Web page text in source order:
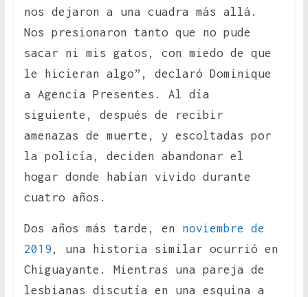
nos dejaron a una cuadra más allá.
Nos presionaron tanto que no pude
sacar ni mis gatos, con miedo de que
le hicieran algo”, declaró Dominique
a Agencia Presentes. Al día
siguiente, después de recibir
amenazas de muerte, y escoltadas por
la policía, deciden abandonar el
hogar donde habían vivido durante
cuatro años.
Dos años más tarde, en noviembre de
2019 , una historia similar ocurrió en
Chiguayante. Mientras una pareja de
lesbianas discutía en una esquina a